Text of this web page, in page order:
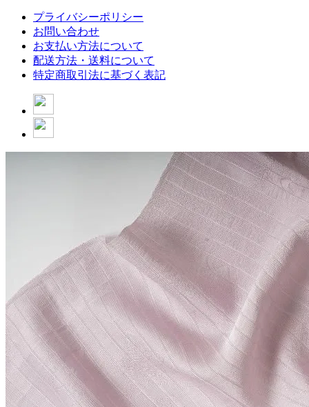
プライバシーポリシー
お問い合わせ
お支払い方法について
配送方法・送料について
特定商取引法に基づく表記